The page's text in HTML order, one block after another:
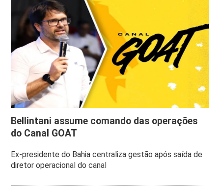
Bellintani assume comando das operações
do Canal GOAT
Ex-presidente do Bahia centraliza gestão após saída de
diretor operacional do canal